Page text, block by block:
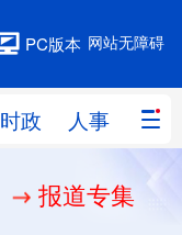
网站无障碍
PC版本
时政 人事 国际
人事
报道专集